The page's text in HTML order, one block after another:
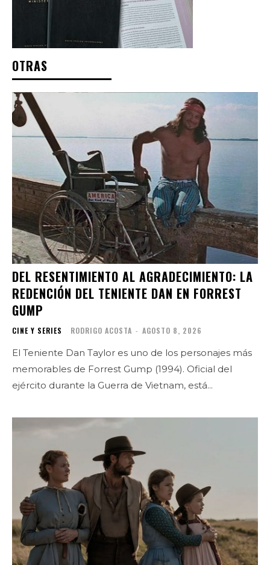
OTRAS
DEL RESENTIMIENTO AL AGRADECIMIENTO: LA
REDENCIÓN DEL TENIENTE DAN EN FORREST
GUMP
CINE Y SERIES RODRIGO ACOSTA - AGOSTO 8, 2026
El Teniente Dan Taylor es uno de los personajes más
memorables de Forrest Gump (1994). Oficial del
ejército durante la Guerra de Vietnam, está...